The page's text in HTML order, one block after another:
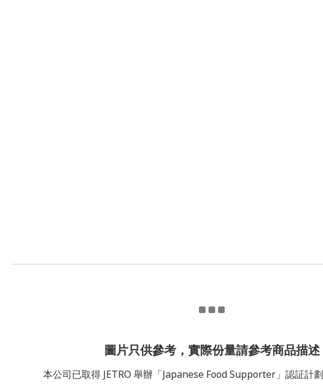
圖片只供參考，實際份量請參考商品描述
本公司已取得 JETRO 舉辦「Japanese Food Supporter」認証計